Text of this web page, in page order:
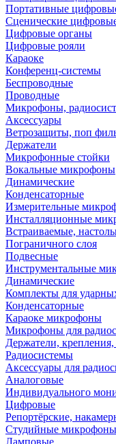
Портативные
Сценические
Цифровые органы
Цифровые рояли
Караоке
Конференц-системы
Беспроводные
Проводные
Микрофоны,
Аксессуары
Ветрозащиты, поп
Держатели
Микрофонные стойки
Вокальные микрофоны
Динамические
Конденсаторные
Измерительные
Инсталляционные
Встраиваемые,
Пограничного слоя
Подвесные
Инструментальные
Динамические
Комплекты для
Конденсаторные
Караоке микрофоны
Микрофоны для
Держатели,
Радиосистемы
Аксессуары для
Аналоговые
Индивидуального
Цифровые
Репортёрские,
Студийные микрофоны
Ламповые